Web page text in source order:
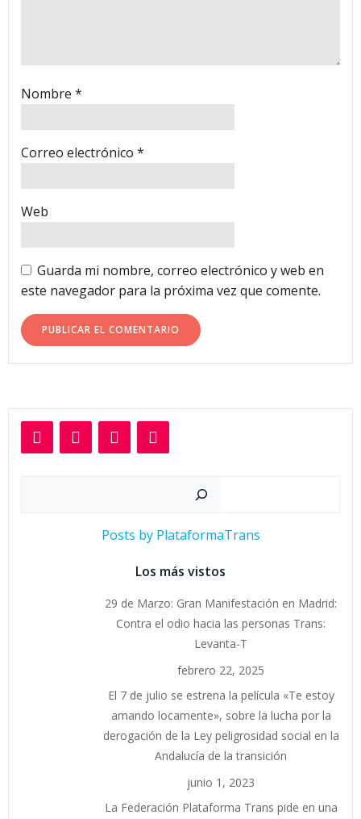
Nombre *
Correo electrónico *
Web
Guarda mi nombre, correo electrónico y web en
este navegador para la próxima vez que comente.
Posts by PlataformaTrans
Los más vistos
29 de Marzo: Gran Manifestación en Madrid:
Contra el odio hacia las personas Trans:
Levanta-T
febrero 22, 2025
El 7 de julio se estrena la película «Te estoy
amando locamente», sobre la lucha por la
derogación de la Ley peligrosidad social en la
Andalucía de la transición
junio 1, 2023
La Federación Plataforma Trans pide en una